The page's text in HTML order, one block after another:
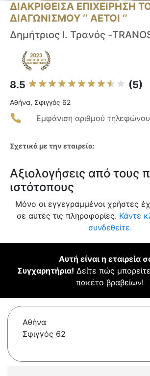
ΔΙΑΚΡΙΘΕΙΣΑ ΕΠΙΧΕΙΡΗΣΗ
ΔΙΑΓΩΝΙΣΜΟΥ ‘’ ΑΕΤΟΙ ‘’
Δημήτριος Ι. Τρανός -
8.5 (5)
Αθήνα, Σφιγγός 62
Εμφάνιση αριθμού τηλεφώνου
Σχετικά με την εταιρεία:
Αξιολογήσεις από τους
ιστότοπους
Μόνο οι εγγεγραμμένοι χρήστες
σε αυτές τις πληροφορίες. Κάντε
συνδεθείτε.
Αυτή είναι η εταιρεία
Συγχαρητήρια! Δείτε πώς
πακέτο βραβείων!
Αθήνα
Σφιγγός 62